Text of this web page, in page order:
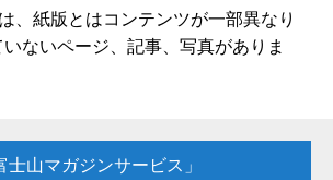
、紙版とはコンテンツが一部異なり
ないページ、記事、写真がありま
士山マガジンサービス」